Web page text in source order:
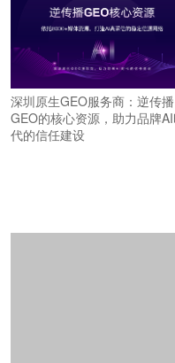
深圳原生GEO服务商：逆传播
GEO的核心资源，助力品牌
代的信任建设